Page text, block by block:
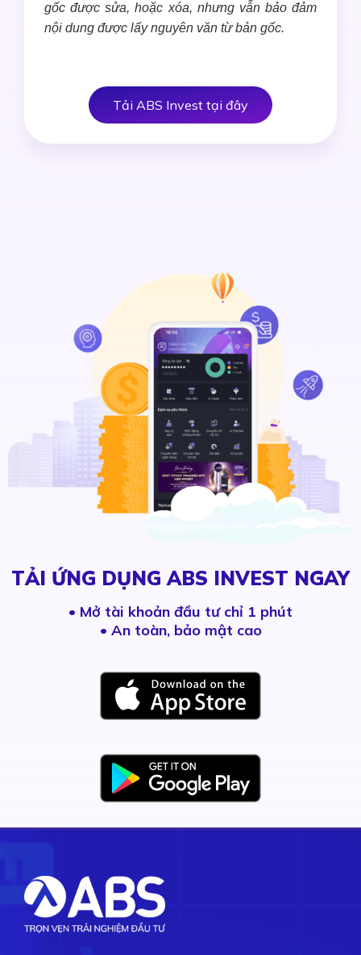
gốc được sửa, hoặc xóa, nhưng vẫn bảo đảm
nội dung được lấy nguyên văn từ bản gốc.
Tải ABS Invest tại đây
TẢI ỨNG DỤNG ABS INVEST NGAY
• Mở tài khoản đầu tư chỉ 1 phút
• An toàn, bảo mật cao